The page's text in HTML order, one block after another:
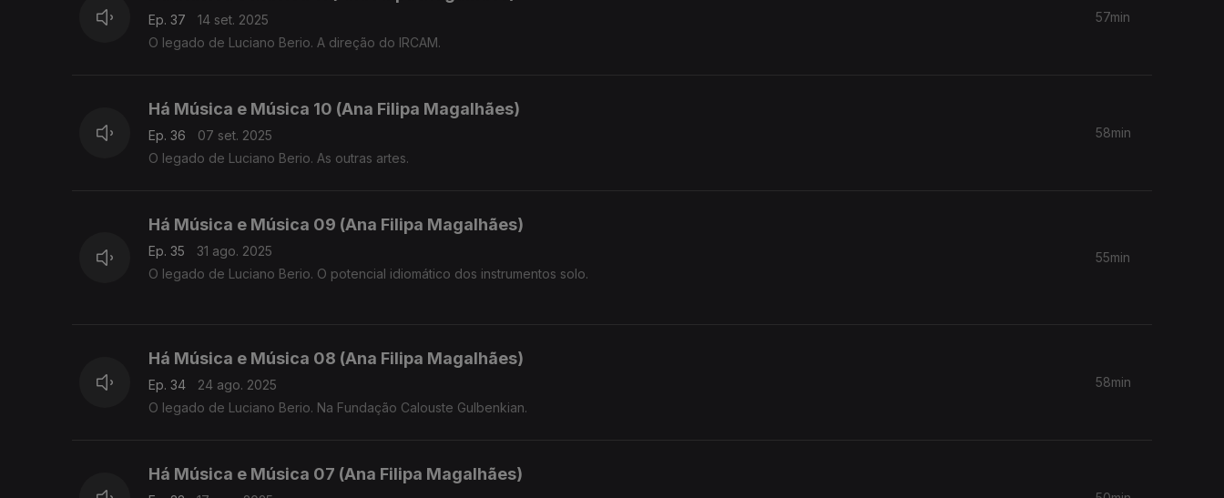
Ep. 37
14 set. 2025
O legado de Luciano Berio. A direção do IRCAM.
57min
Há Música e Música 10 (Ana Filipa Magalhães)
Ep. 36
07 set. 2025
O legado de Luciano Berio. As outras artes.
58min
Há Música e Música 09 (Ana Filipa Magalhães)
Ep. 35
31 ago. 2025
O legado de Luciano Berio. O potencial idiomático dos instrumentos solo.
55min
Há Música e Música 08 (Ana Filipa Magalhães)
Ep. 34
24 ago. 2025
O legado de Luciano Berio. Na Fundação Calouste Gulbenkian.
58min
Há Música e Música 07 (Ana Filipa Magalhães)